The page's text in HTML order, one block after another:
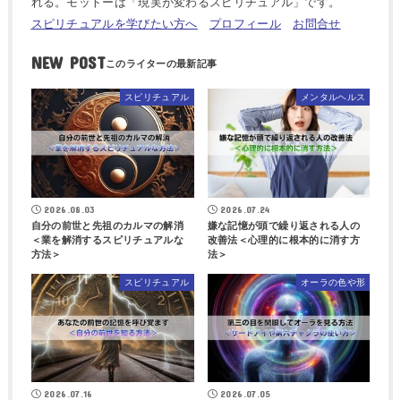
スピリチュアルを学びたい方へ
プロフィール お問合せ
NEW POST
スピリチュアル
2026.08.03
自分の前世と先祖のカルマの解消
＜業を解消するスピリチュアルな
方法＞
メンタルヘルス
2026.07.24
嫌な記憶が頭で繰り返される人の
改善法＜心理的に根本的に消す方
法＞
スピリチュアル
2026.07.16
オーラの色や形
2026.07.05